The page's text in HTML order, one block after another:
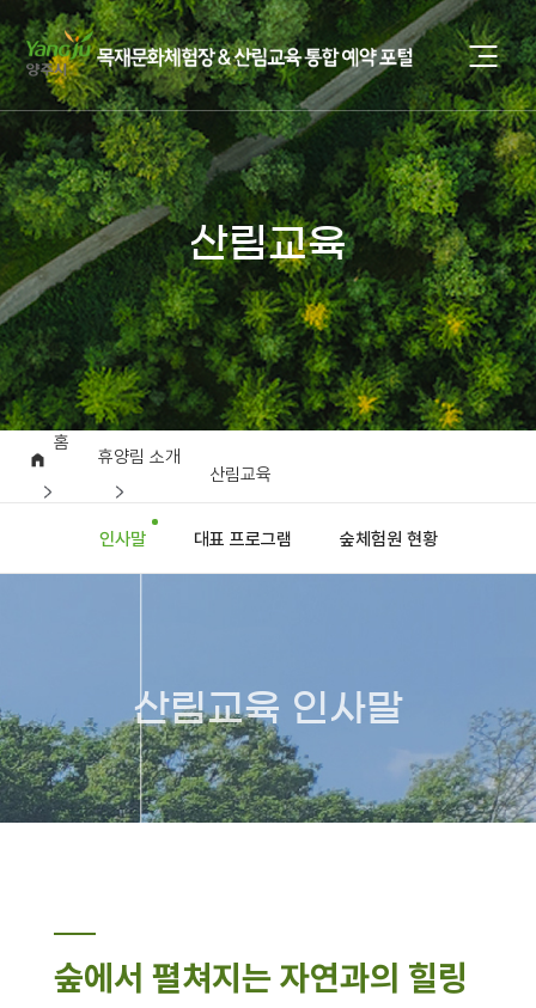
산림교육
홈
휴양림 소개
산림교육
인사말 대표 프로그램 숲체험원 현황
산림교육 인사말
숲에서 펼쳐지는 자연과의 힐링